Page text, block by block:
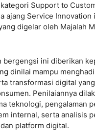
kategori Support to
ajang Service Innovation
digelar oleh Majalah
bergengsi ini diberikan
dinilai mampu
transformasi digital
Penilaiannya
teknologi, pengalaman
internal, serta analisis
platform digital.